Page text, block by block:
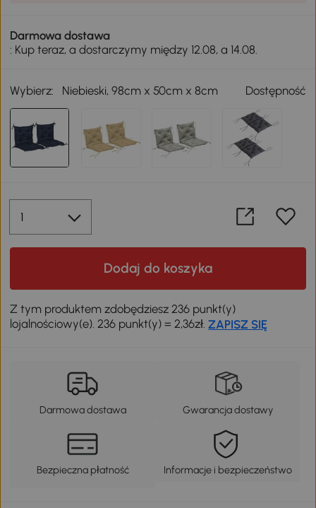
Darmowa dostawa
: Kup teraz, a dostarczymy między 12.08, a 14.08.
Wybierz: Niebieski, 98cm x 50cm x 8cm Dostępność
Dodaj do koszyka
Z tym produktem zdobędziesz 236 punkt(y)
lojalnościowy(e). 236 punkt(y) = 2,36zł.ZAPISZ SIĘ
Darmowa dostawa Gwarancja dostawy
Bezpieczna płatność Informacje i bezpieczeństwo